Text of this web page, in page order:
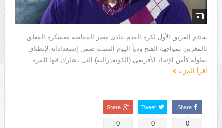
يختتم الفريق الأول لكرة القدم بنادى مصر المقاصة معسكره المغلق
بالمغربى بمواجهة الفتح ودياً اليوم السبت ضمن إستعداداته لإنطلاق
بطولة كأس الإتحاد الأفريقى (الكونفدرالية) التى يشارك فيها للمرة...
اقرأ المزيد
Share
0
Tweet
0
Share
0